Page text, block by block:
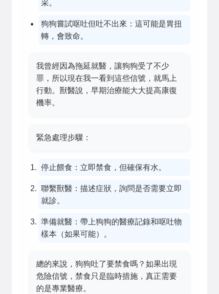
采。
狗狗嘗試呕吐但吐不出來：這可能是胃扭
轉，會致命。
我曾經因為拖延就醫，讓狗狗受了不少
罪，所以現在我一看到這些信號，就馬上
行動。獸醫說，早期治療能大大提高康復
機率。
緊急處理步驟：
停止餵食：立即禁食，但確保有水。
聯繫獸醫：描述症狀，詢問是否需要立即
就診。
準備就醫：帶上狗狗的醫療記錄和呕吐物
樣本（如果可能）。
總的來說，狗狗吐了要禁食嗎？如果出現
危險信號，禁食只是臨時措施，真正需要
的是專業醫療。